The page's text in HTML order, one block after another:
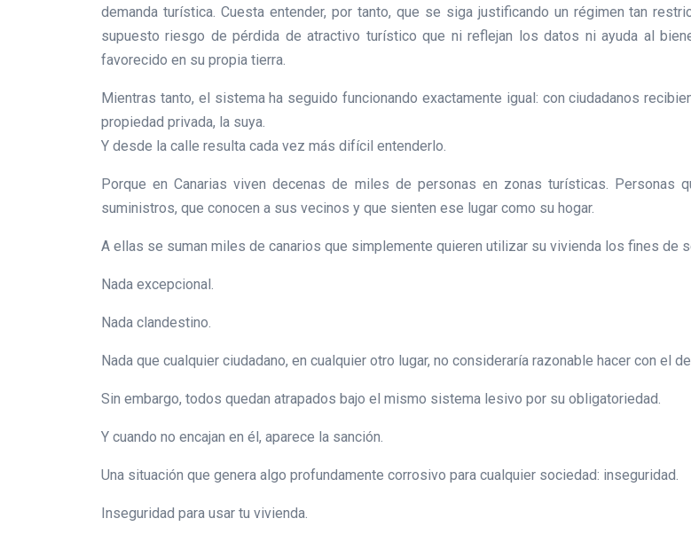
demanda turística. Cuesta entender, por tanto, que se siga justificando un régimen tan
supuesto riesgo de pérdida de atractivo turístico que ni reflejan los datos ni ayuda al
favorecido en su propia tierra.
Mientras tanto, el sistema ha seguido funcionando exactamente igual: con ciudadanos
propiedad privada, la suya.
Y desde la calle resulta cada vez más difícil entenderlo.
Porque en Canarias viven decenas de miles de personas en zonas turísticas. Personas
suministros, que conocen a sus vecinos y que sienten ese lugar como su hogar.
A ellas se suman miles de canarios que simplemente quieren utilizar su vivienda los fines de
Nada excepcional.
Nada clandestino.
Nada que cualquier ciudadano, en cualquier otro lugar, no consideraría razonable hacer con el
Sin embargo, todos quedan atrapados bajo el mismo sistema lesivo por su obligatoriedad.
Y cuando no encajan en él, aparece la sanción.
Una situación que genera algo profundamente corrosivo para cualquier sociedad: inseguridad.
Inseguridad para usar tu vivienda.